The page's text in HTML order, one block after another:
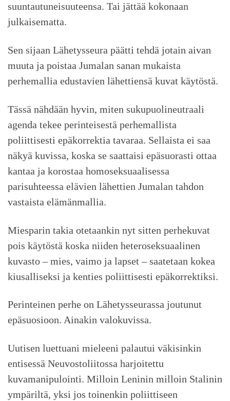
suuntautuneisuuteensa. Tai jättää kokonaan
julkaisematta.
Sen sijaan Lähetysseura päätti tehdä jotain aivan
muuta ja poistaa Jumalan sanan mukaista
perhemallia edustavien lähettiensä kuvat käytöstä.
Tässä nähdään hyvin, miten sukupuolineutraali
agenda tekee perinteisestä perhemallista
poliittisesti epäkorrektia tavaraa. Sellaista ei saa
näkyä kuvissa, koska se saattaisi epäsuorasti ottaa
kantaa ja korostaa homoseksuaalisessa
parisuhteessa elävien lähettien Jumalan tahdon
vastaista elämänmallia.
Miesparin takia otetaankin nyt sitten perhekuvat
pois käytöstä koska niiden heteroseksuaalinen
kuvasto – mies, vaimo ja lapset – saatetaan kokea
kiusalliseksi ja kenties poliittisesti epäkorrektiksi.
Perinteinen perhe on Lähetysseurassa joutunut
epäsuosioon. Ainakin valokuvissa.
Uutisen luettuani mieleeni palautui väkisinkin
entisessä Neuvostoliitossa harjoitettu
kuvamanipulointi. Milloin Leninin milloin Stalinin
ympäriltä, yksi jos toinenkin poliittiseen